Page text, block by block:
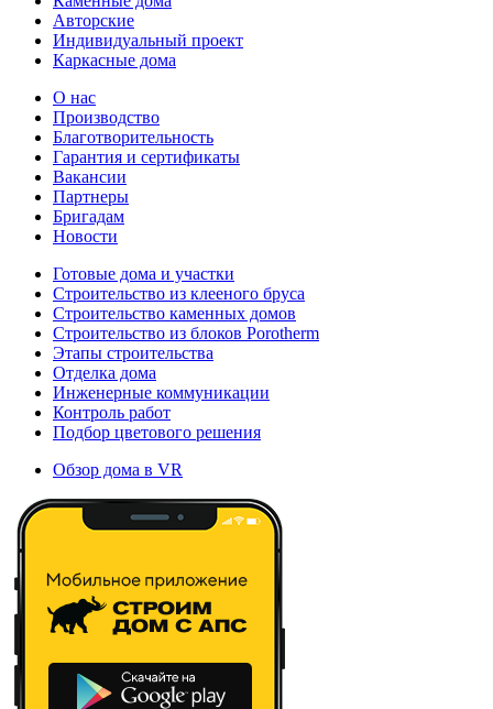
Авторские
Индивидуальный проект
Каркасные дома
О нас
Производство
Благотворительность
Гарантия и сертификаты
Вакансии
Партнеры
Бригадам
Новости
Готовые дома и участки
Строительство из клееного бруса
Строительство каменных домов
Строительство из блоков Porotherm
Этапы строительства
Отделка дома
Инженерные коммуникации
Контроль работ
Подбор цветового решения
Обзор дома в VR